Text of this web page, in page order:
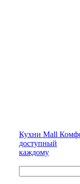
Кухни Mall
доступный
каждому